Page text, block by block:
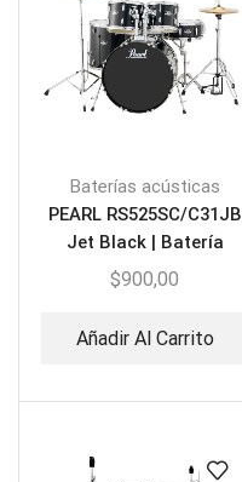
Baterías acústicas
PEARL RS525SC/C31JB
Jet Black | Batería
Acústica Jet Black
$900,00
Añadir Al Carrito